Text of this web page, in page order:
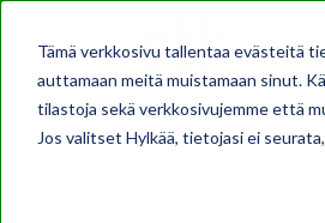
Tämä verkkosivu tallentaa evästeitä
auttamaan meitä muistamaan sinut.
tilastoja sekä verkkosivujemme että
Jos valitset Hylkää, tietojasi ei